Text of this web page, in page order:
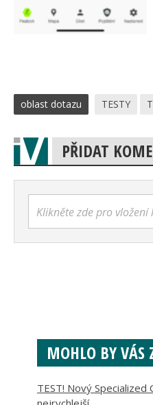
oblast dotazu TESTY
PŘIDAT
Klikněte zde pro
MOHLO BY VÁS
TEST! Nový Specialized